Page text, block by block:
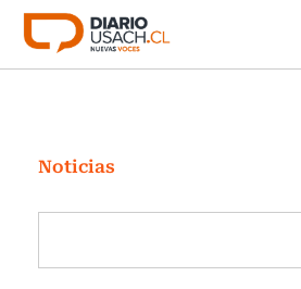
Click acá para ir directamente al
Investigación
Cultura
Programas Radio y TV Usach
Noticias